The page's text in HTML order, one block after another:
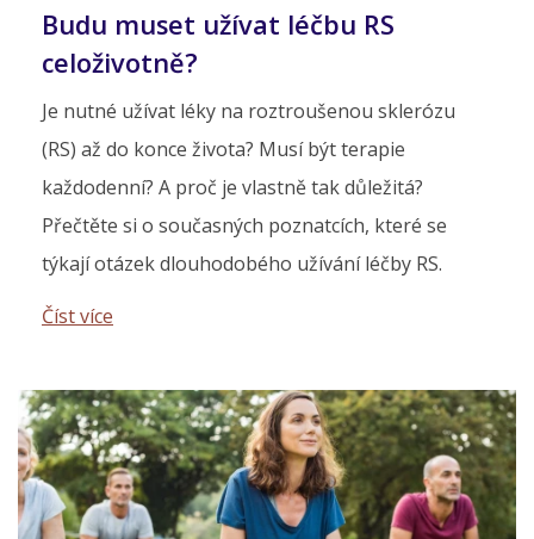
Budu muset užívat léčbu RS
celoživotně?
Je nutné užívat léky na roztroušenou sklerózu
(RS) až do konce života? Musí být terapie
každodenní? A proč je vlastně tak důležitá?
Přečtěte si o současných poznatcích, které se
týkají otázek dlouhodobého užívání léčby RS.
Číst více